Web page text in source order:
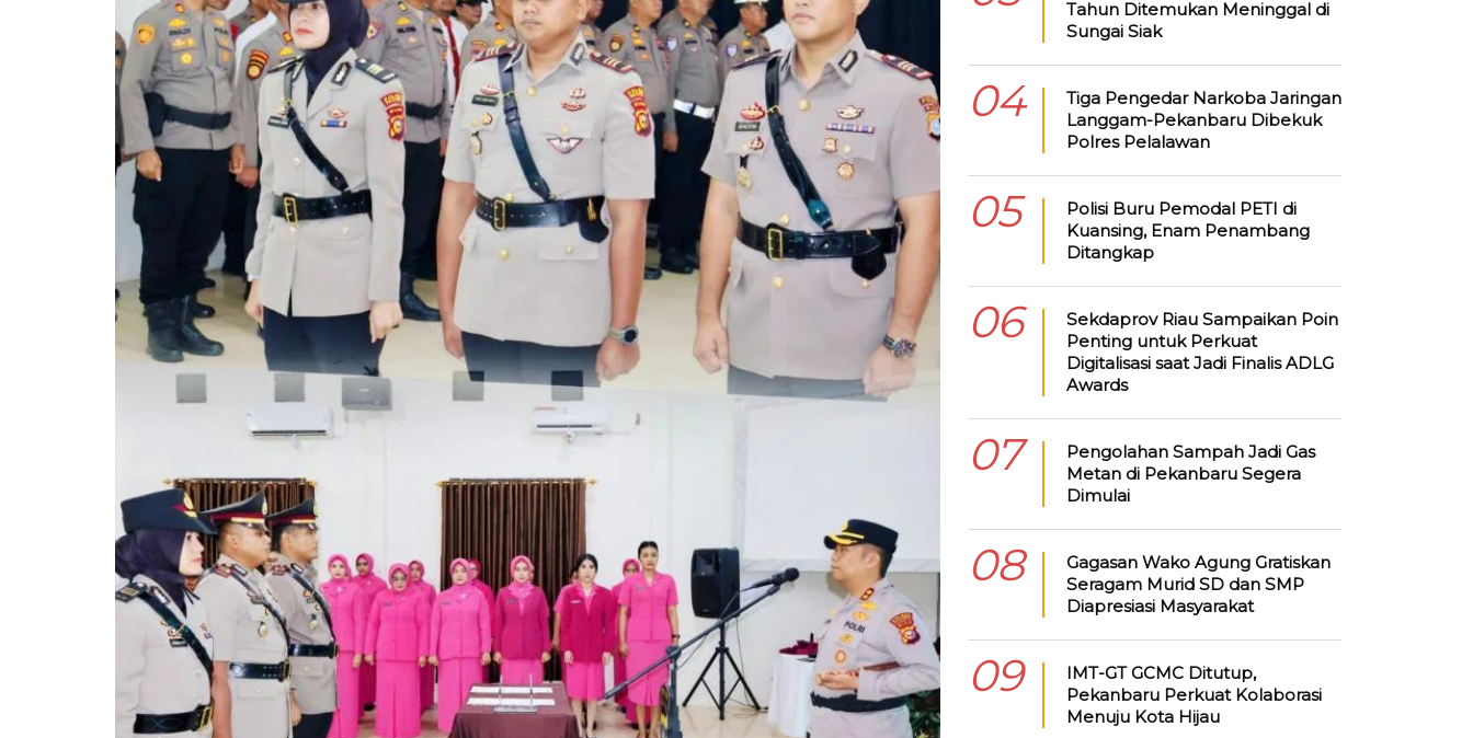
Tahun Ditemukan Meninggal di
Sungai Siak
04
Tiga Pengedar Narkoba Jaringan
Langgam-Pekanbaru Dibekuk
Polres Pelalawan
05
Polisi Buru Pemodal PETI di
Kuansing, Enam Penambang
Ditangkap
06
Sekdaprov Riau Sampaikan Poin
Penting untuk Perkuat
Digitalisasi saat Jadi Finalis ADLG
Awards
07
Pengolahan Sampah Jadi Gas
Metan di Pekanbaru Segera
Dimulai
08
Gagasan Wako Agung Gratiskan
Seragam Murid SD dan SMP
Diapresiasi Masyarakat
09
IMT-GT GCMC Ditutup,
Pekanbaru Perkuat Kolaborasi
Menuju Kota Hijau